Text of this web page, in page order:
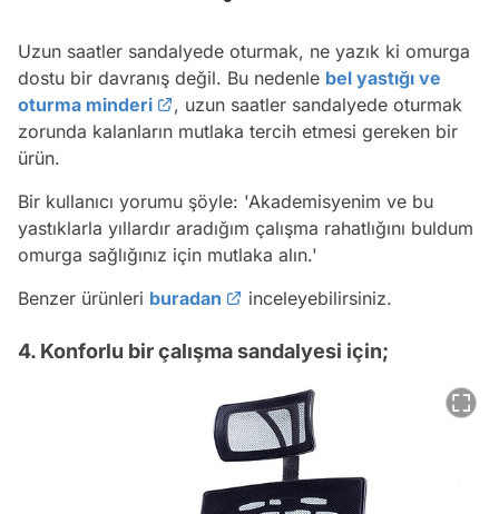
Uzun saatler sandalyede oturmak, ne yazık ki omurga
dostu bir davranış değil. Bu nedenle bel yastığı ve
oturma minderi
, uzun saatler sandalyede oturmak
zorunda kalanların mutlaka tercih etmesi gereken bir
ürün.
Bir kullanıcı yorumu şöyle: 'Akademisyenim ve bu
yastıklarla yıllardır aradığım çalışma rahatlığını buldum
omurga sağlığınız için mutlaka alın.'
Benzer ürünleri buradan inceleyebilirsiniz.
4. Konforlu bir çalışma sandalyesi için;